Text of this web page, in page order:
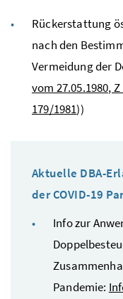
Rückerstattung
nach den
Vermeidung der
vom 27.05.1980,
179/1981))
Aktuelle DBA-
der COVID-19
Info zur
Pandemie: